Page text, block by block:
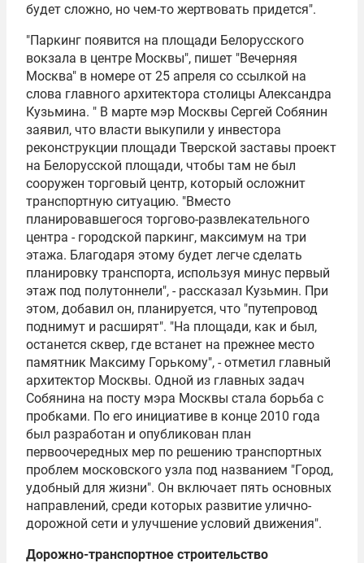
будет сложно, но чем-то жертвовать придется".
"Паркинг появится на площади Белорусского
вокзала в центре Москвы", пишет "Вечерняя
Москва" в номере от 25 апреля со ссылкой на
слова главного архитектора столицы Александра
Кузьмина. " В марте мэр Москвы Сергей Собянин
заявил, что власти выкупили у инвестора
реконструкции площади Тверской заставы проект
на Белорусской площади, чтобы там не был
сооружен торговый центр, который осложнит
транспортную ситуацию. "Вместо
планировавшегося торгово-развлекательного
центра - городской паркинг, максимум на три
этажа. Благодаря этому будет легче сделать
планировку транспорта, используя минус первый
этаж под полутоннели", - рассказал Кузьмин. При
этом, добавил он, планируется, что "путепровод
поднимут и расширят". "На площади, как и был,
останется сквер, где встанет на прежнее место
памятник Максиму Горькому", - отметил главный
архитектор Москвы. Одной из главных задач
Собянина на посту мэра Москвы стала борьба с
пробками. По его инициативе в конце 2010 года
был разработан и опубликован план
первоочередных мер по решению транспортных
проблем московского узла под названием "Город,
удобный для жизни". Он включает пять основных
направлений, среди которых развитие улично-
дорожной сети и улучшение условий движения".
Дорожно-транспортное строительство